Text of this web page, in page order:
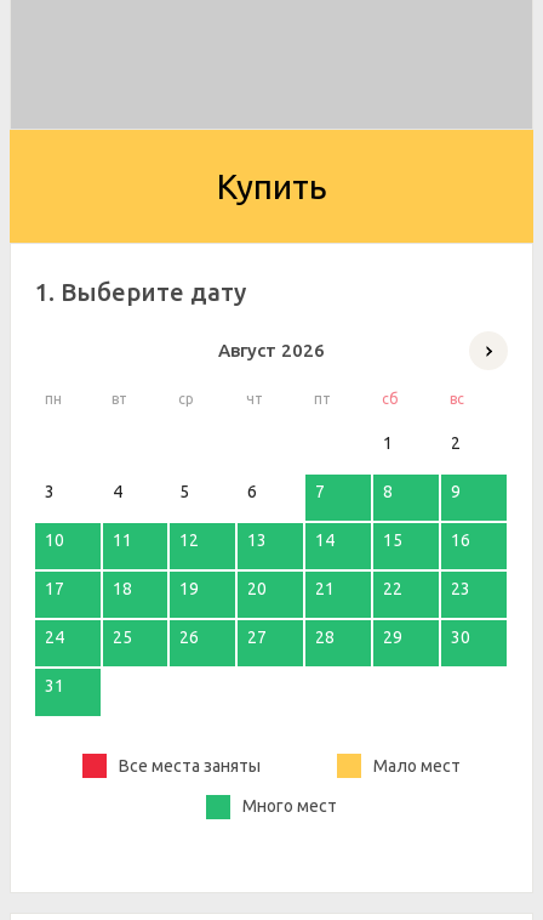
Купить
1. Выберите дату
Август 2026
пн вт ср чт пт сб вс
1 2
3 4 5 6 7 8 9
10 11 12 13 14 15 16
17 18 19 20 21 22 23
24 25 26 27 28 29 30
31
Все места заняты Мало мест
Много мест